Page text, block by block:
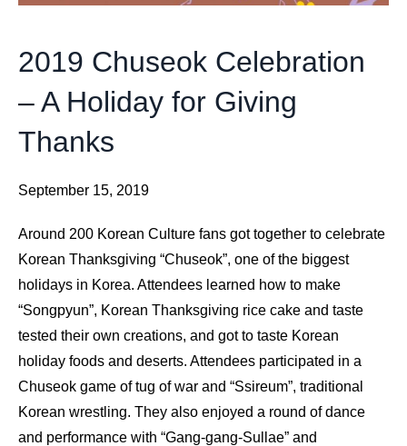
2019 Chuseok Celebration
– A Holiday for Giving
Thanks
September 15, 2019
Around 200 Korean Culture fans got together to celebrate
Korean Thanksgiving “Chuseok”, one of the biggest
holidays in Korea. Attendees learned how to make
“Songpyun”, Korean Thanksgiving rice cake and taste
tested their own creations, and got to taste Korean
holiday foods and deserts. Attendees participated in a
Chuseok game of tug of war and “Ssireum”, traditional
Korean wrestling. They also enjoyed a round of dance
and performance with “Gang-gang-Sullae” and